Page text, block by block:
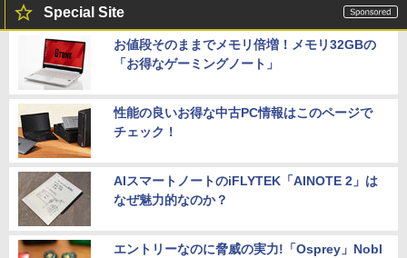
Special Site
お値段そのままでメモリ倍増！メモリ32GBの
「お得なゲーミングノート」
性能の良いお得な中古PC情報はこのページで
チェック！
AIスマートノートのiFLYTEK「AINOTE 2」は
なぜ魅力的なのか？
エントリーなのに脅威の実力!「Osprey」Nobl